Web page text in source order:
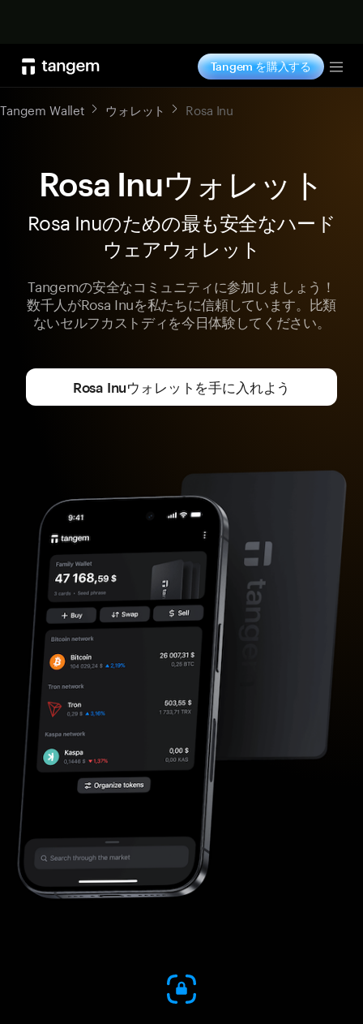
Tangem を購入する
Tangem Wallet ウォレット Rosa Inu
Rosa Inuウォレット
Rosa Inuのための最も安全なハード
ウェアウォレット
Tangemの安全なコミュニティに参加しましょう！
数千人がRosa Inuを私たちに信頼しています。比類
ないセルフカストディを今日体験してください。
Rosa Inuウォレットを手に入れよう